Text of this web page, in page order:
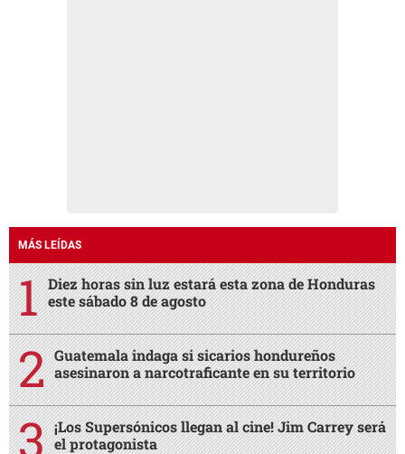
MÁS LEÍDAS
Diez horas sin luz estará esta zona de Honduras
este sábado 8 de agosto
Guatemala indaga si sicarios hondureños
asesinaron a narcotraficante en su territorio
¡Los Supersónicos llegan al cine! Jim Carrey será
el protagonista